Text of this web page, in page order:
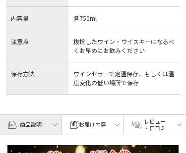
内容量 各750ml
注意点
抜栓したワイン・ウイスキーはなるべ
くお早めにお飲みください
保存方法
ワインセラーで定温保存、もしくは温
度変化の低い場所で保存
商品説明 お届け内容
レビュー
・口コミ